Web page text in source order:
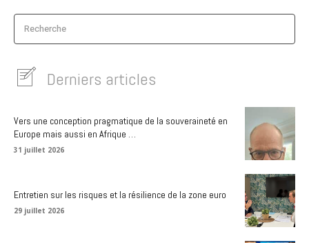
Recherche
Derniers articles
Vers une conception pragmatique de la souveraineté en
Europe mais aussi en Afrique …
31 juillet 2026
Entretien sur les risques et la résilience de la zone euro
29 juillet 2026